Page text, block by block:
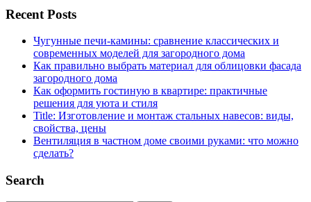
Recent Posts
Чугунные печи-камины: сравнение классических и
современных моделей для загородного дома
Как правильно выбрать материал для облицовки фасада
загородного дома
Как оформить гостиную в квартире: практичные
решения для уюта и стиля
Title: Изготовление и монтаж стальных навесов: виды,
свойства, цены
Вентиляция в частном доме своими руками: что можно
сделать?
Search